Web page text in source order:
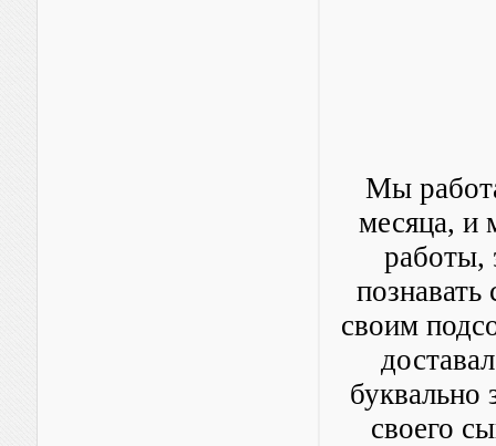
Мы
месяца, и
работы,
своим
буквально
своего